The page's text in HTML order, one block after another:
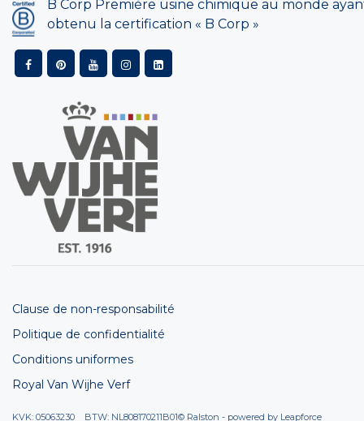
B Corp Première usine chimique au monde
obtenu la certification « B Corp »
Clause de non-responsabilité
Politique de confidentialité
Conditions uniformes
Royal Van Wijhe Verf
KVK: 05063230 BTW: NL808170211B01© Ralston - powered by Leapforce